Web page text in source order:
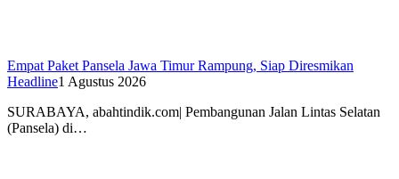
Empat Paket Pansela Jawa Timur Rampung, Siap Diresmikan
Headline1 Agustus 2026
SURABAYA, abahtindik.com| Pembangunan Jalan Lintas Selatan
(Pansela) di…